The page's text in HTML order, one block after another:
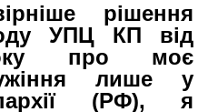
рішення
УПЦ КП від
про моє
лише у
(РФ), я